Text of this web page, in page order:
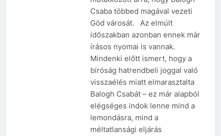
Csaba többed magával vezeti
Göd városát. Az elmúlt
időszakban azonban ennek már
írásos nyomai is vannak.
Mindenki előtt ismert, hogy a
bíróság hatrendbeli joggal való
visszaélés miatt elmarasztalta
Balogh Csabát – ez már alapból
elégséges indok lenne mind a
lemondásra, mind a
méltatlansági eljárás